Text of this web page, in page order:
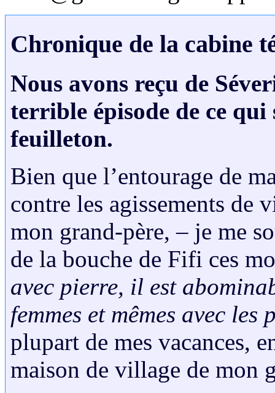
Chronique de la cabine
Nous avons reçu de
terrible épisode de ce qui
feuilleton.
Bien que l’entourage de
contre les agissements de
mon grand-père, – je me
de la bouche de Fifi ces
avec pierre, il est
femmes et mêmes avec les
plupart de mes vacances,
maison de village de mon